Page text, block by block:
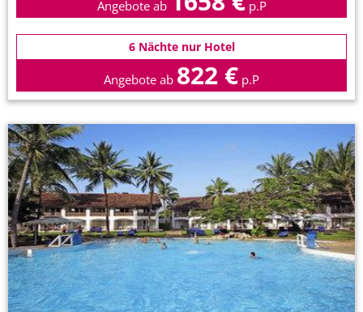
Angebote ab p.P
6 Nächte nur Hotel
Angebote ab 822 € p.P